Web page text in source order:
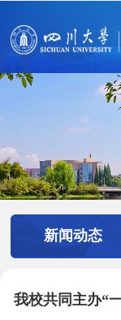
新闻动态
我校共同主办“